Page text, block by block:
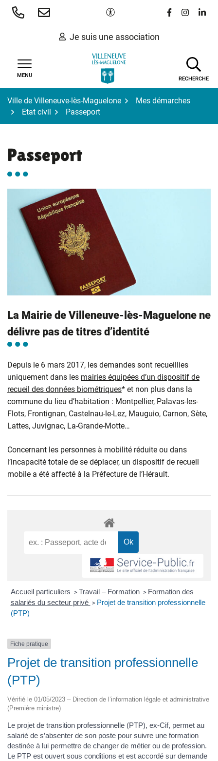
Aller
Paramètres d'accessibilité
Lien vers le
Lien vers
Lien
Je suis une association
MENU
RECHERCHE
Ville de Villeneuve-lès-Maguelone
Mes démarches
Etat civil
Passeport
Passeport
La Mairie de Villeneuve-lès-Maguelone ne
délivre pas de titres d’identité
Depuis le 6 mars 2017, les demandes sont recueillies
uniquement dans les mairies équipées d’un dispositif de
recueil des données biométriques* et non plus dans la
commune du lieu d’habitation : Montpellier, Palavas-les-
Flots, Frontignan, Castelnau-le-Lez, Mauguio, Carnon, Sète,
Lattes, Juvignac, La-Grande-Motte…
Concernant les personnes à mobilité réduite ou dans
l’incapacité totale de se déplacer, un dispositif de recueil
mobile a été affecté à la Préfecture de l’Hérault.
Accueil particuliers > Travail – Formation > Formation des
salariés du secteur privé > Projet de transition professionnelle
(PTP)
Fiche pratique
Projet de transition professionnelle
(PTP)
Vérifié le 01/05/2023 – Direction de l’information légale et administrative
(Première ministre)
Le projet de transition professionnelle (PTP), ex-Cif, permet au
salarié de s’absenter de son poste pour suivre une formation
destinée à lui permettre de changer de métier ou de profession.
Le PTP est ouvert sous conditions et est accordé sur demande